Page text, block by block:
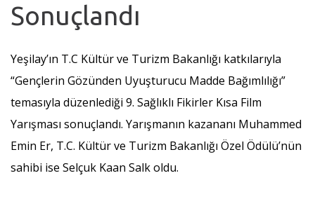
Sonuçlandı
Yeşilay’ın T.C Kültür ve Turizm Bakanlığı katkılarıyla
“Gençlerin Gözünden Uyuşturucu Madde Bağımlılığı”
temasıyla düzenlediği 9. Sağlıklı Fikirler Kısa Film
Yarışması sonuçlandı. Yarışmanın kazananı Muhammed
Emin Er, T.C. Kültür ve Turizm Bakanlığı Özel Ödülü’nün
sahibi ise Selçuk Kaan Salk oldu.